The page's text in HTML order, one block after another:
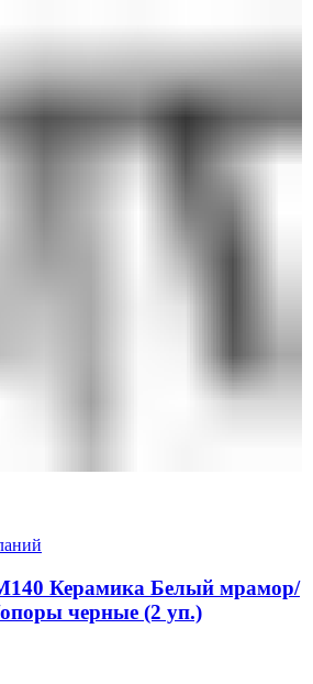
Керамика Белый мрамор/
опоры черные (2 уп.)